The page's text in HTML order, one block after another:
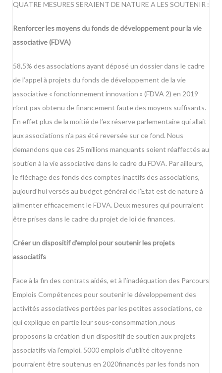
QUATRE MESURES SERAIENT DE NATURE A LES SOUTENIR :
Renforcer les moyens du fonds de développement pour la vie
associative (FDVA)
58,5% des associations ayant déposé un dossier dans le cadre
de l’appel à projets du fonds de développement de la vie
associative « fonctionnement innovation » (FDVA 2) en 2019
n’ont pas obtenu de financement faute des moyens suffisants.
En effet plus de la moitié de l’ex réserve parlementaire qui allait
aux associations n’a pas été reversée sur ce fond. Nous
demandons que ces 25 millions manquants soient réaffectés au
soutien à la vie associative dans le cadre du FDVA. Par ailleurs,
le fléchage des fonds des comptes inactifs des associations,
aujourd’hui versés au budget général de l’Etat est de nature à
alimenter efficacement le FDVA. Deux mesures qui pourraient
être prises dans le cadre du projet de loi de finances.
Créer un dispositif d’emploi pour soutenir les projets
associatifs
Face à la fin des contrats aidés, et à l’inadéquation des Parcours
Emplois Compétences pour soutenir le développement des
activités associatives portées par les petites associations, ce
qui explique en partie leur sous-consommation ,nous
proposons la création d’un dispositif de soutien aux projets
associatifs via l’emploi. 5000 emplois d’utilité citoyenne
pourraient être soutenus en 2020financés par les fonds non